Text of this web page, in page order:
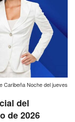
Caribeña Noche del jueves
del
de 2026